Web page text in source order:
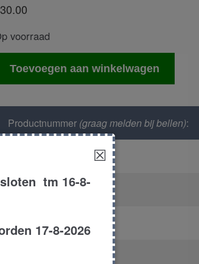
30.00
voorraad
Draagarm
Toevoegen aan winkelwagen
Productnummer (graag melden bij bellen):
Kleur :
Carroserie :
☒
tm 16-8-
17-8-2026